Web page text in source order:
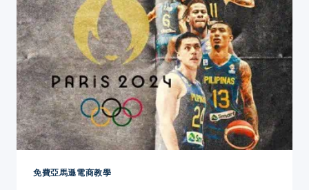
市
場：
在
亞
馬
遜
上
銷
售
田
比
免費亞馬遜電商教學